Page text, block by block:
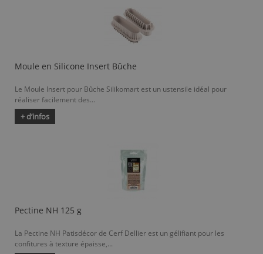
Moule en Silicone Insert Bûche
Le Moule Insert pour Bûche Silikomart est un ustensile idéal pour
réaliser facilement des...
+ d’infos
Pectine NH 125 g
La Pectine NH Patisdécor de Cerf Dellier est un gélifiant pour les
confitures à texture épaisse,...